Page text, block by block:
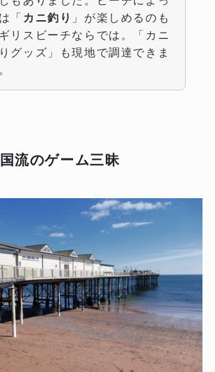
「 カニ釣り 」が楽しめるのも
リスビーチならでは。「カニ
グッズ」も現地で調達できま
流のゲーム三昧